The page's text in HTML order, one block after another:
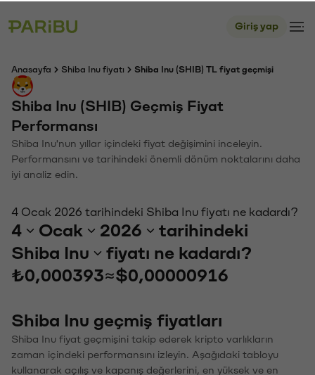
Giriş yap
Anasayfa Shiba Inu fiyatı Shiba Inu (SHIB) TL fiyat geçmişi
Shiba Inu (SHIB) Geçmiş Fiyat
Performansı
Shiba Inu'nun yıllar içindeki fiyat değişimini inceleyin.
Performansını ve tarihindeki önemli dönüm noktalarını daha
iyi analiz edin.
4 Ocak 2026 tarihindeki Shiba Inu fiyatı ne kadardı?
4 Ocak 2026
tarihindeki
Shiba Inu
fiyatı ne kadardı?
₺0,000393≈$0,00000916
Shiba Inu geçmiş fiyatları
Shiba Inu fiyat geçmişini takip ederek kripto varlıkların
zaman içindeki performansını izleyin. Aşağıdaki tabloyu
kullanarak açılış ve kapanış değerlerini, en yüksek ve en